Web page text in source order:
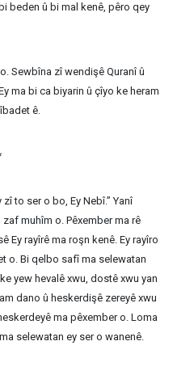
beden û bi mal kenê, pêro qey
Sewbîna zî wendişê Quranî û
ma bi ca biyarin û çîyo ke heram
ê.
to ser o bo, Ey Nebî.” Yanî
muhîm o. Pêxember ma rê
Ey rayîrê ma roşn kenê. Ey rayîro
o. Bi qelbo safî ma selewatan
yew hevalê xwu, dostê xwu yan
dano û heskerdişê zereyê xwu
ma pêxember o. Loma
selewatan ey ser o wanenê.